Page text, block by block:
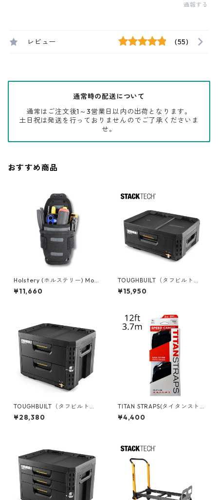
通報する
レビュー (55)
通常時の配送について
通常はご注文後1～3営業日以内の出荷となります。
土日祝は発送を行っておりませんのでご了承くださいま
せ。
おすすめ商品
Holstery (ホルステリー) Mod
ポーチミニ HLS2080
¥11,660
TOUGHBUILT（タフビルト）S
TACK TECH(スタックテック)
１ドロワー収納ボックス TB-B
¥15,950
TOUGHBUILT（タフビルト）S
TACK TECH(スタックテック)
2ドロワーボックス（サイドロ
¥28,380
TITAN STRAPS(タイタンスト
ラップ ) メタルスピードカム 2
PACK 12ft/3.7m SC-MTL-011
¥4,400